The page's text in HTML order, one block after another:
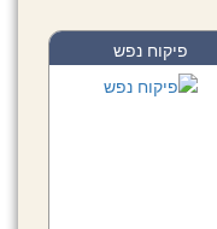
פיקוח נפש